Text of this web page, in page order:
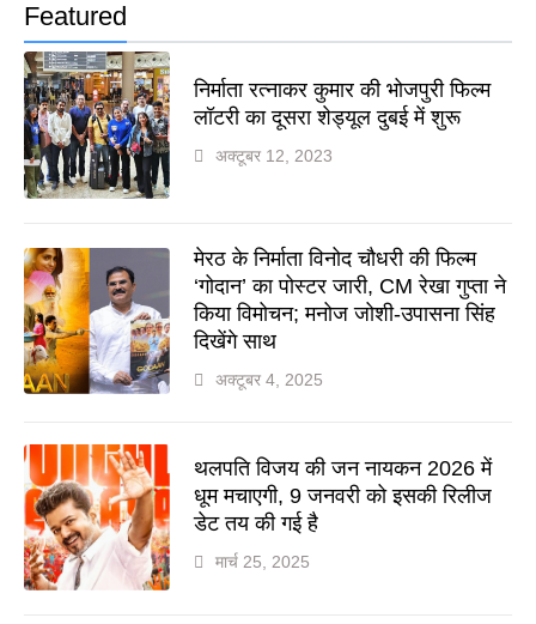
Featured
निर्माता रत्नाकर कुमार की भोजपुरी फिल्म
लॉटरी का दूसरा शेड्यूल दुबई में शुरू
अक्टूबर 12, 2023
मेरठ के निर्माता विनोद चौधरी की फिल्म
‘गोदान’ का पोस्टर जारी, CM रेखा गुप्ता ने
किया विमोचन; मनोज जोशी-उपासना सिंह
दिखेंगे साथ
अक्टूबर 4, 2025
थलपति विजय की जन नायकन 2026 में
धूम मचाएगी, 9 जनवरी को इसकी रिलीज
डेट तय की गई है
मार्च 25, 2025